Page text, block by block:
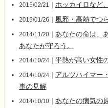
2015/02/21 | ホッカイロなど
2015/01/26 | 風邪・高熱でつ
2014/11/20| あなたの命は、
あなたが守ろう。
2014/10/24| 平熱が高い女性
2014/10/24| アルツハイマー
事の見解
2014/10/10| あなたの病気